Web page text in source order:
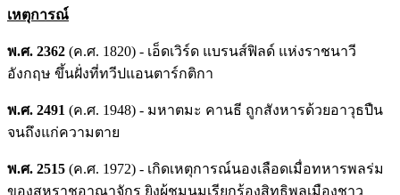
เหตุการณ์
พ.ศ. 2362 (ค.ศ. 1820) - เอ็ดเวิร์ด แบรนส์ฟิลด์ แห่งราชนาวี
อังกฤษ ขึ้นฝั่งที่ทวีปแอนตาร์กติกา
พ.ศ. 2491 (ค.ศ. 1948) - มหาตมะ คานธี ถูกสังหารด้วยอาวุธปืน
จนถึงแก่ความตาย
พ.ศ. 2515 (ค.ศ. 1972) - เกิดเหตุการณ์นองเลือดเมื่อทหารพลร่ม
ของสหราชอาณาจักร ยิงผู้ชุมนุมเรียกร้องสิทธิพลเมืองชาว